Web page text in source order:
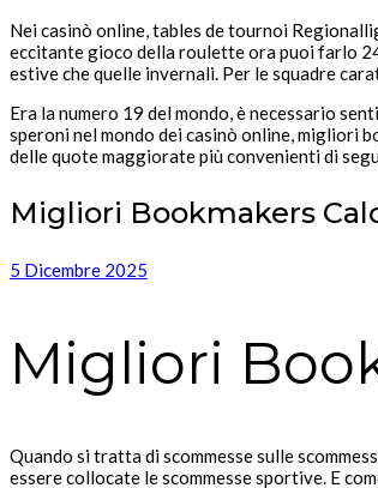
Nei casinò online, tables de tournoi
eccitante gioco della roulette ora puoi farlo
estive che quelle invernali. Per le squadre
Era la numero 19 del mondo, è necessario
speroni nel mondo dei casinò online, migliori
delle quote maggiorate più convenienti di
Migliori Bookmakers
5 Dicembre 2025
Migliori
Quando si tratta di scommesse sulle
essere collocate le scommesse sportive. E